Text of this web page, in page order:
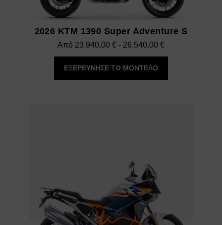
2026 KTM 1390 Super Adventure S
Από 23.940,00 € - 26.540,00 €Εύρος
τιμών:
ΕΞΕΡΕΥΝΗΣΕ ΤΟ ΜΟΝΤΕΛΟ